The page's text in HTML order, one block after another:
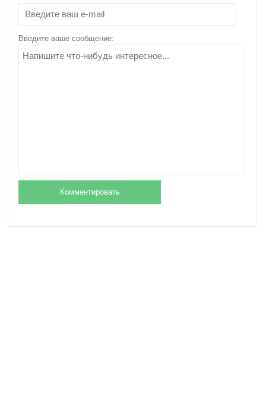
на завтрак при
правильном питании
и почему?
Введите ваше сообщение: